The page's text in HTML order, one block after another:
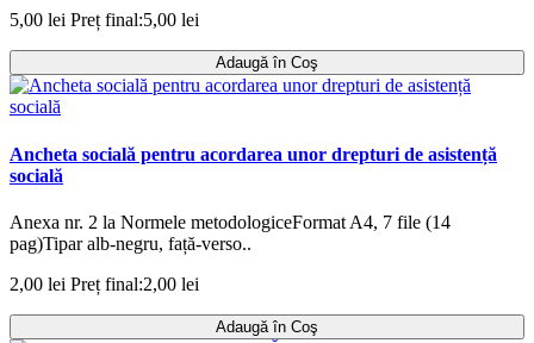
5,00 lei Preț final:5,00 lei
Adaugă în Coş
Ancheta socială pentru acordarea unor drepturi de asistență
socială
Anexa nr. 2 la Normele metodologiceFormat A4, 7 file (14
pag)Tipar alb-negru, față-verso..
2,00 lei Preț final:2,00 lei
Adaugă în Coş